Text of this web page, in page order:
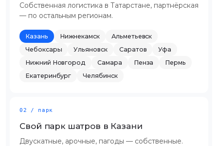
Собственная логистика в Татарстане, партнёрская
— по остальным регионам.
Казань Нижнекамск
Альметьевск
Чебоксары
Ульяновск Саратов
Уфа
Нижний Новгород
Самара Пенза
Пермь
Екатеринбург
Челябинск
02 / парк
Свой парк шатров в Казани
Двускатные, арочные, пагоды — собственные.